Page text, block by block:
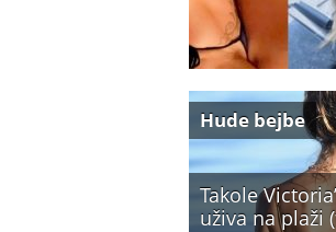
Takole
uživa na plaži
Hude bejbe